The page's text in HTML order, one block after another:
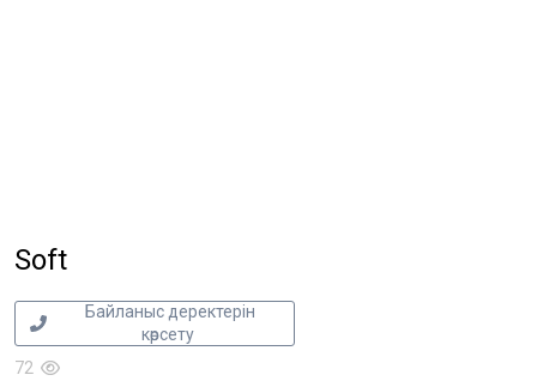
Soft
Байланыс деректерін
көрсету
72